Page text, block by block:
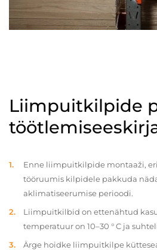
Liimpuitkilpide
Enne liimpuitkilpide montaaži,
tööruumis kilpidele pakkuda
aklimatiseerumise perioodi.
Liimpuitkilbid on ettenähtud
temperatuur on 10–30 ° C ja
Ärge hoidke liimpuitkilpe